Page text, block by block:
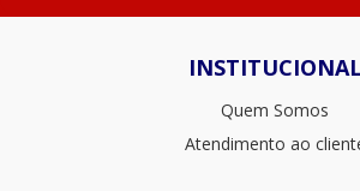
INSTITUCIONAL
Quem Somos
Atendimento ao